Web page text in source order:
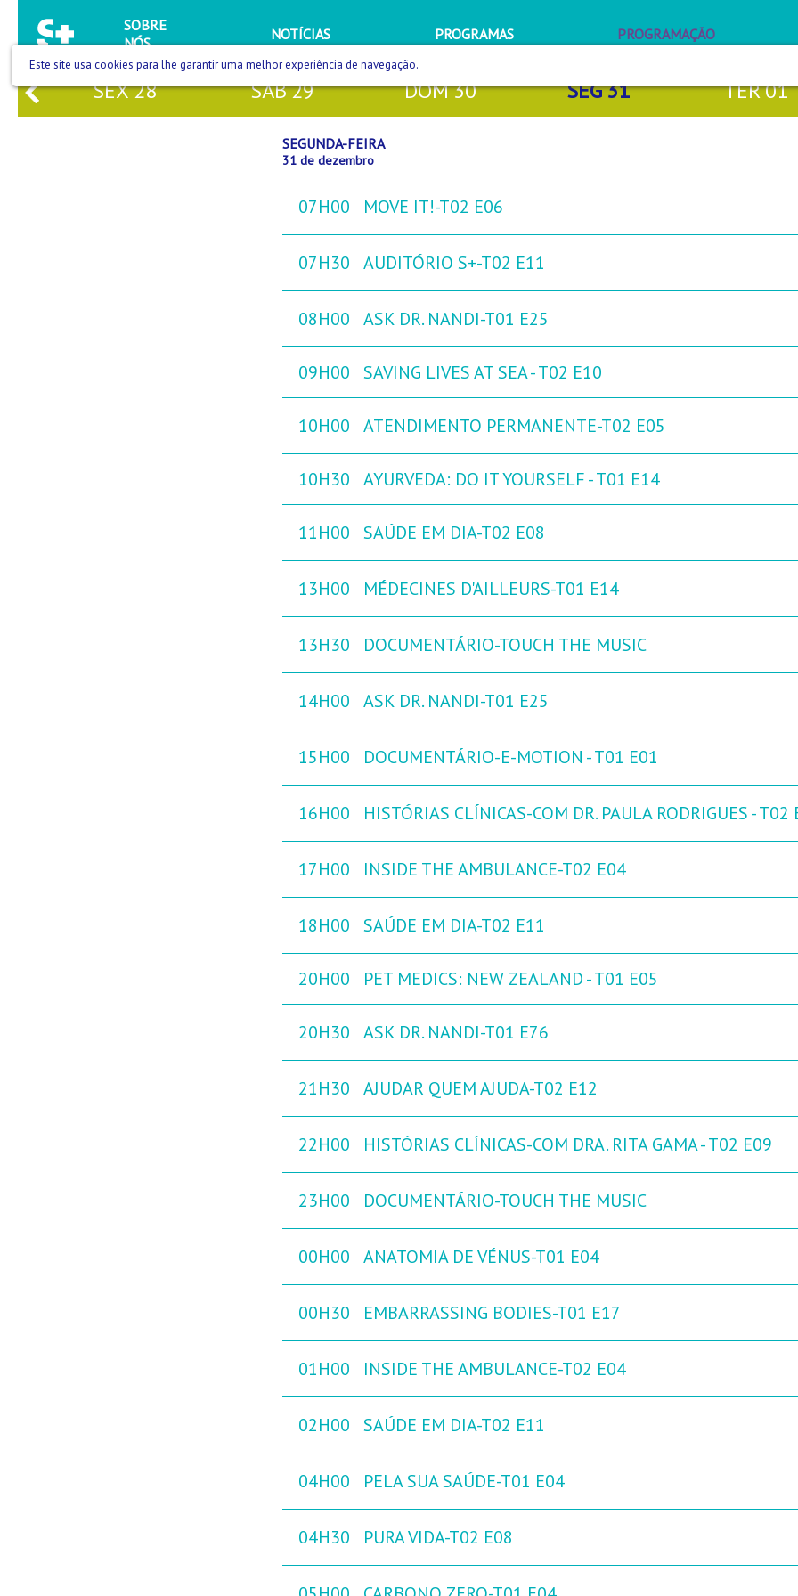
SOBRE
NÓS
NOTÍCIAS PROGRAMAS PROGRAMAÇÃO
SEX28 SÁB29 DOM30 SEG31 TER01
SEGUNDA-FEIRA
31 de dezembro
07H00 MOVE IT!-T02 E06
07H30 AUDITÓRIO S+-T02 E11
08H00 ASK DR. NANDI-T01 E25
09H00 SAVING LIVES AT SEA - T02 E10
10H00 ATENDIMENTO PERMANENTE-T02 E05
10H30 AYURVEDA: DO IT YOURSELF - T01 E14
11H00 SAÚDE EM DIA-T02 E08
13H00 MÉDECINES D'AILLEURS-T01 E14
13H30 DOCUMENTÁRIO-TOUCH THE MUSIC
14H00 ASK DR. NANDI-T01 E25
15H00 DOCUMENTÁRIO-E-MOTION - T01 E01
16H00 HISTÓRIAS CLÍNICAS-COM DR. PAULA RODRIGUES - T02
17H00 INSIDE THE AMBULANCE-T02 E04
18H00 SAÚDE EM DIA-T02 E11
20H00 PET MEDICS: NEW ZEALAND - T01 E05
20H30 ASK DR. NANDI-T01 E76
21H30 AJUDAR QUEM AJUDA-T02 E12
22H00 HISTÓRIAS CLÍNICAS-COM DRA. RITA GAMA - T02 E09
23H00 DOCUMENTÁRIO-TOUCH THE MUSIC
00H00 ANATOMIA DE VÉNUS-T01 E04
00H30 EMBARRASSING BODIES-T01 E17
01H00 INSIDE THE AMBULANCE-T02 E04
02H00 SAÚDE EM DIA-T02 E11
04H00 PELA SUA SAÚDE-T01 E04
04H30 PURA VIDA-T02 E08
Este site usa cookies para lhe garantir uma melhor experiência de navegação.